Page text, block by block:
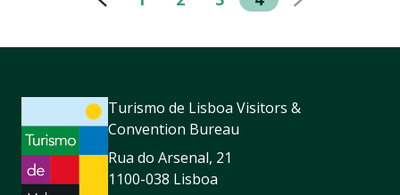
Turismo de Lisboa Visitors &
Convention Bureau
Rua do Arsenal, 21
1100-038 Lisboa